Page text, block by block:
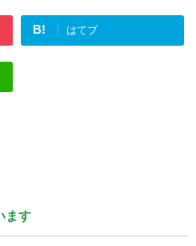
B! はてブ
ます